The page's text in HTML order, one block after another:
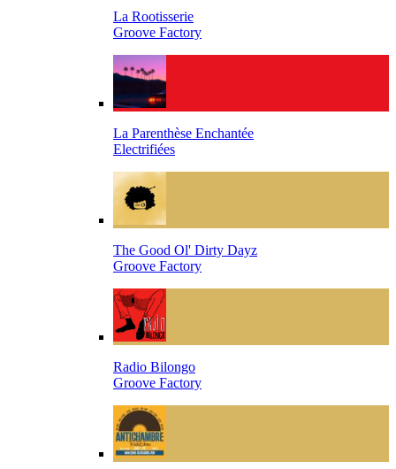
La Rootisserie
Groove Factory
La Parenthèse Enchantée
Electrifiées
The Good Ol' Dirty Dayz
Groove Factory
Radio Bilongo
Groove Factory